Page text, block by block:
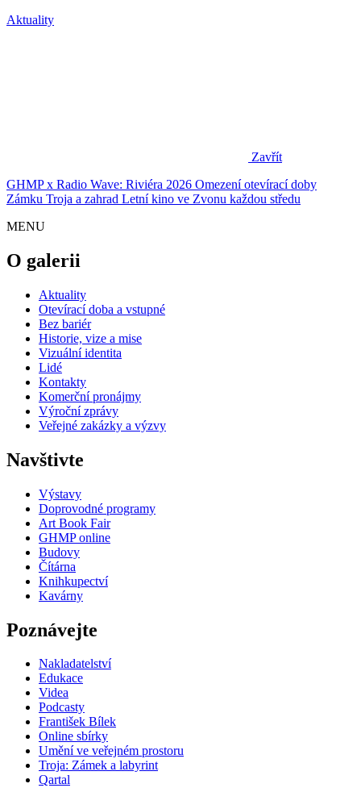
Aktuality
Zavřít
GHMP x Radio Wave: Riviéra 2026 Omezení otevírací doby
Zámku Troja a zahrad Letní kino ve Zvonu každou středu
MENU
O galerii
Aktuality
Otevírací doba a vstupné
Bez bariér
Historie, vize a mise
Vizuální identita
Lidé
Kontakty
Komerční pronájmy
Výroční zprávy
Veřejné zakázky a výzvy
Navštivte
Výstavy
Doprovodné programy
Art Book Fair
GHMP online
Budovy
Čítárna
Knihkupectví
Kavárny
Poznávejte
Nakladatelství
Edukace
Videa
Podcasty
František Bílek
Online sbírky
Umění ve veřejném prostoru
Troja: Zámek a labyrint
Qartal